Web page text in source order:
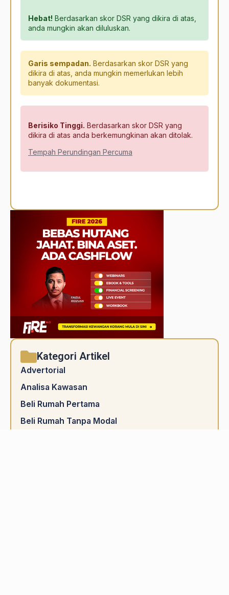
Hebat! Berdasarkan skor DSR yang dikira di atas,
anda mungkin akan diluluskan.
Garis sempadan. Berdasarkan skor DSR yang
dikira di atas, anda mungkin memerlukan lebih
banyak dokumentasi.
Berisiko Tinggi. Berdasarkan skor DSR yang
dikira di atas anda berkemungkinan akan ditolak.
Tempah Perundingan Percuma
Kategori Artikel
Advertorial
Analisa Kawasan
Beli Rumah Pertama
Beli Rumah Tanpa Modal